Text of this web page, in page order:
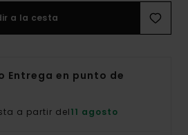
a la cesta
Entrega en punto de
a partir del11 agosto